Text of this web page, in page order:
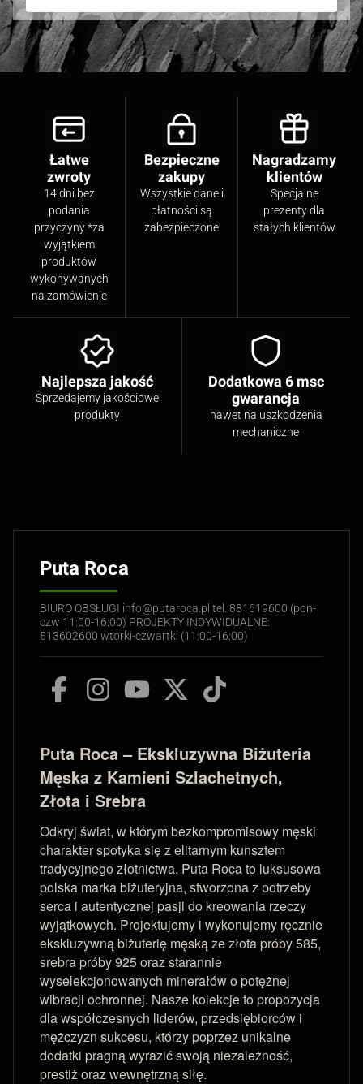
Łatwe
zwroty
14 dni bez
podania
przyczyny *za
wyjątkiem
produktów
wykonywanych
na zamówienie
Bezpieczne
zakupy
Wszystkie dane i
płatności są
zabezpieczone
Nagradzamy
klientów
Specjalne
prezenty dla
stałych klientów
Najlepsza jakość
Sprzedajemy jakościowe
produkty
Dodatkowa 6 msc
gwarancja
nawet na uszkodzenia
mechaniczne
Puta Roca
BIURO OBSŁUGI info@putaroca.pl tel. 881619600 (pon-
czw 11:00-16:00) PROJEKTY INDYWIDUALNE:
513602600 wtorki-czwartki (11:00-16:00)
Puta Roca – Ekskluzywna Biżuteria
Męska z Kamieni Szlachetnych,
Złota i Srebra
Odkryj świat, w którym bezkompromisowy męski
charakter spotyka się z elitarnym kunsztem
tradycyjnego złotnictwa. Puta Roca to luksusowa
polska marka biżuteryjna, stworzona z potrzeby
serca i autentycznej pasji do kreowania rzeczy
wyjątkowych. Projektujemy i wykonujemy ręcznie
ekskluzywną biżuterię męską ze złota próby 585,
srebra próby 925 oraz starannie
wyselekcjonowanych minerałów o potężnej
wibracji ochronnej. Nasze kolekcje to propozycja
dla współczesnych liderów, przedsiębiorców i
mężczyzn sukcesu, którzy poprzez unikalne
dodatki pragną wyrazić swoją niezależność,
prestiż oraz wewnętrzną siłę.